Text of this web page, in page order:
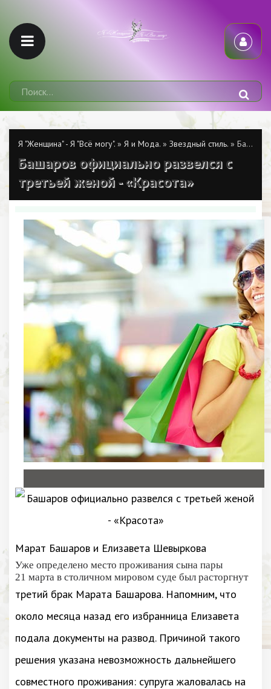
Я "Женщина" - Я "Всё могу". » Я и Мода. » Звездный стиль. » Башаров официально развелся с третьей женой - «Красота»
Башаров официально развелся с
третьей женой - «Красота»
Марат Башаров и Елизавета Шевыркова
Уже определено место проживания сына пары
21 марта в столичном мировом суде был расторгнут
третий брак Марата Башарова. Напомним, что
около месяца назад его избранница Елизавета
подала документы на развод. Причиной такого
решения указана невозможность дальнейшего
совместного проживания: супруга жаловалась на